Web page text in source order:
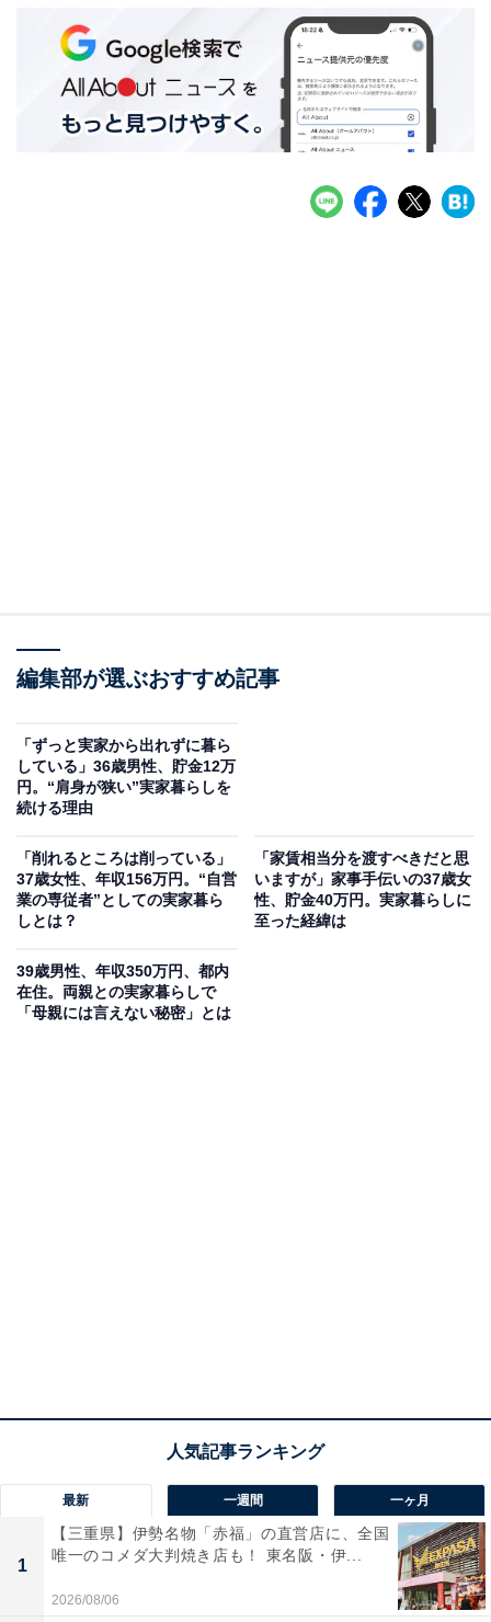
編集部が選ぶおすすめ記事
「ずっと実家から出れずに暮ら
している」36歳男性、貯金12万
円。“肩身が狭い”実家暮らしを
続ける理由
「削れるところは削っている」
37歳女性、年収156万円。“自営
業の専従者”としての実家暮ら
しとは？
「家賃相当分を渡すべきだと思
いますが」家事手伝いの37歳女
性、貯金40万円。実家暮らしに
至った経緯は
39歳男性、年収350万円、都内
在住。両親との実家暮らしで
「母親には言えない秘密」とは
最新 一週間 一ヶ月
1
【三重県】伊勢名物「赤福」の直営店に、全国
唯一のコメダ大判焼き店も！ 東名阪・伊...
2026/08/06